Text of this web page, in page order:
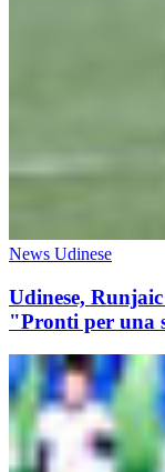
News Udinese
Udinese,
"Pronti per una